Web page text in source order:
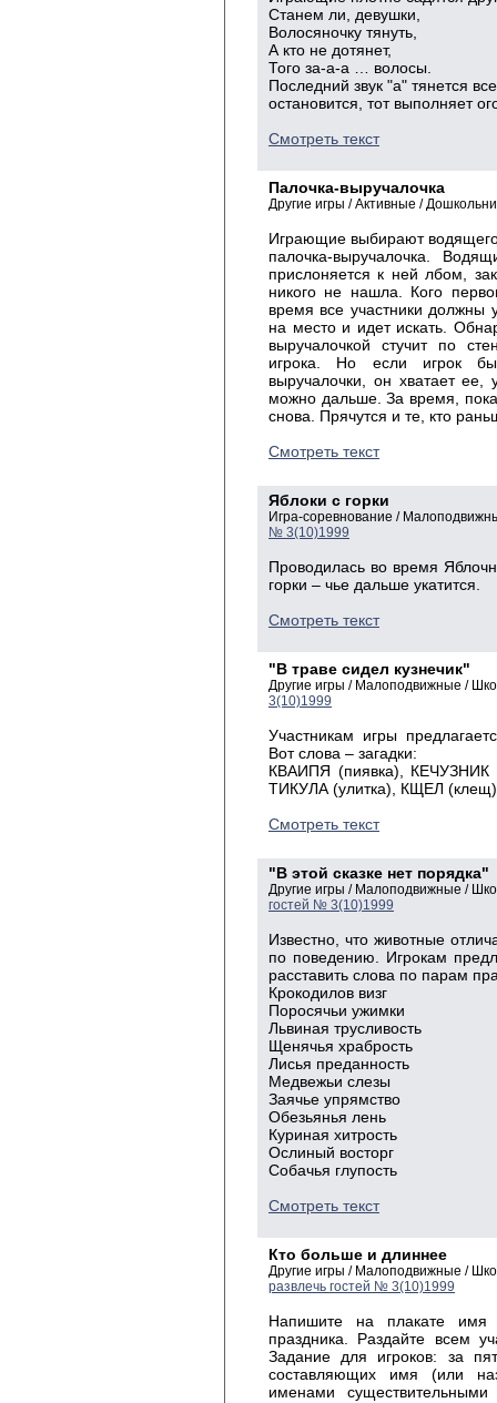
Станем ли, девушки,
Волосяночку тянуть,
А кто не дотянет,
Того за-а-а … волосы.
Последний звук "а" тянется
остановится, тот выполняет
Смотреть текст
Палочка-выручалочка
Другие игры / Активные /
Играющие выбирают
палочка-выручалочка.
прислоняется к ней лбом,
никого не нашла. Кого
время все участники должны
на место и идет искать.
выручалочкой стучит по
игрока. Но если игрок
выручалочки, он хватает ее,
можно дальше. За время,
снова. Прячутся и те, кто
Смотреть текст
Яблоки с горки
Игра-соревнование /
№ 3(10)1999
Проводилась во время
горки – чье дальше укатится.
Смотреть текст
"В траве сидел кузнечик"
Другие игры / Малоподвижные /
3(10)1999
Участникам игры
Вот слова – загадки:
КВАИПЯ (пиявка), КЕЧУЗНИК
ТИКУЛА (улитка), КЩЕЛ
Смотреть текст
"В этой сказке нет порядка"
Другие игры / Малоподвижные /
гостей № 3(10)1999
Известно, что животные
по поведению. Игрокам
расставить слова по парам
Крокодилов визг
Поросячьи ужимки
Львиная трусливость
Щенячья храбрость
Лисья преданность
Медвежьи слезы
Заячье упрямство
Обезьянья лень
Куриная хитрость
Ослиный восторг
Собачья глупость
Смотреть текст
Кто больше и длиннее
Другие игры / Малоподвижные /
развлечь гостей № 3(10)1999
Напишите на плакате имя
праздника. Раздайте всем
Задание для игроков: за
составляющих имя (или
именами